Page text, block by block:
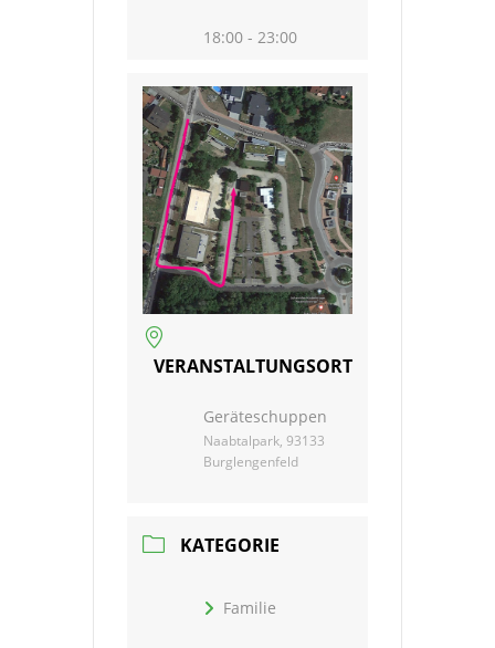
18:00 - 23:00
VERANSTALTUNGSORT
Geräteschuppen
Naabtalpark, 93133
Burglengenfeld
KATEGORIE
Familie